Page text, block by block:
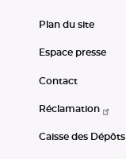
Plan du site
Espace presse
Contact
Réclamation
Caisse des Dépôts